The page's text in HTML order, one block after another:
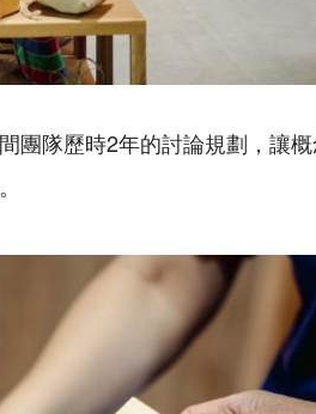
團隊歷時2年的討論規劃，讓